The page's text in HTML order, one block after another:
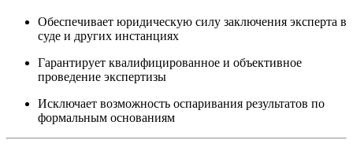
Обеспечивает юридическую силу заключения эксперта в
суде и других инстанциях
Гарантирует квалифицированное и объективное
проведение экспертизы
Исключает возможность оспаривания результатов по
формальным основаниям